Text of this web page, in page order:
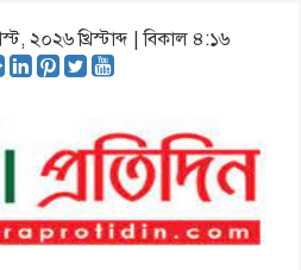
২০২৬ খ্রিস্টাব্দ | বিকাল ৪:১৬